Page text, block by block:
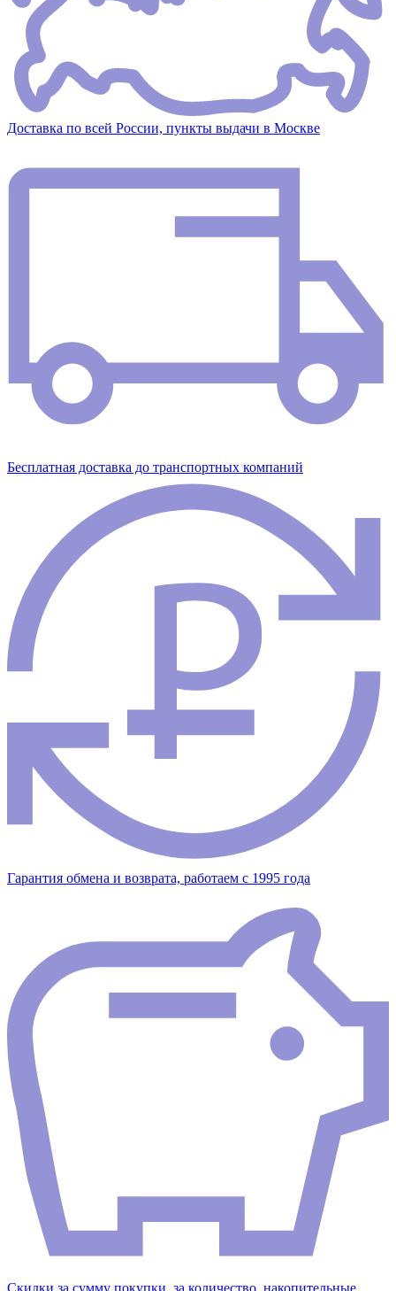
Доставка по всей России, пункты выдачи в Москве
Бесплатная доставка до транспортных компаний
Гарантия обмена и возврата, работаем с 1995 года